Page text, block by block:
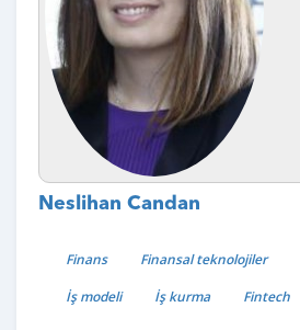
Neslihan Candan
Finans Finansal teknolojiler
İş modeli
İş kurma Fintech